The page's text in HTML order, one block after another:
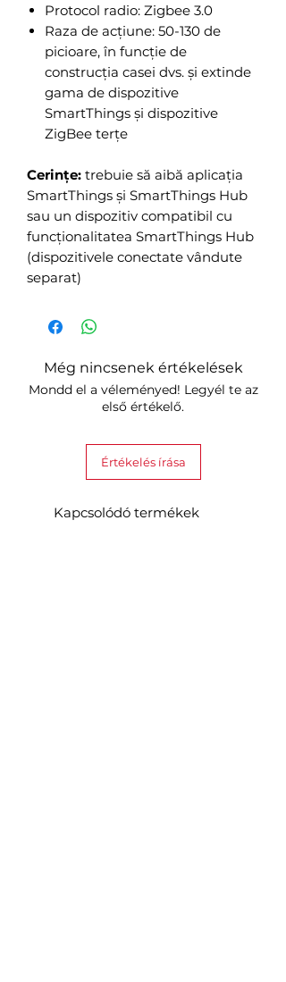
Protocol radio: Zigbee 3.0
Raza de acțiune: 50-130 de
picioare, în funcție de
construcția casei dvs. și extinde
gama de dispozitive
SmartThings și dispozitive
ZigBee terțe
Cerințe: trebuie să aibă aplicația
SmartThings și SmartThings Hub
sau un dispozitiv compatibil cu
funcționalitatea SmartThings Hub
(dispozitivele conectate vândute
separat)
Még nincsenek értékelések
Mondd el a véleményed! Legyél te az
első értékelő.
Értékelés írása
Kapcsolódó termékek